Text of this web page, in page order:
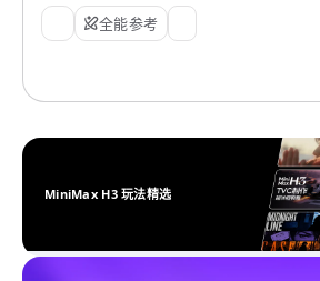
全能参考
MiniMax H3 玩法精选